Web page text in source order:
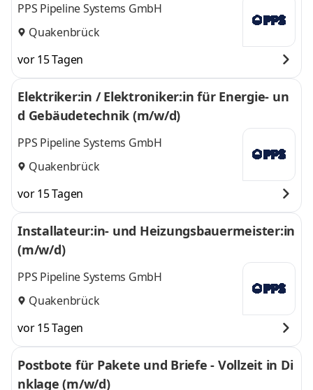
PPS Pipeline Systems GmbH
Quakenbrück
vor 15 Tagen
Elektriker:in / Elektroniker:in für Energie- un
d Gebäudetechnik (m/w/d)
PPS Pipeline Systems GmbH
Quakenbrück
vor 15 Tagen
Installateur:in- und Heizungsbauermeister:in
(m/w/d)
PPS Pipeline Systems GmbH
Quakenbrück
vor 15 Tagen
Postbote für Pakete und Briefe - Vollzeit in Di
nklage (m/w/d)